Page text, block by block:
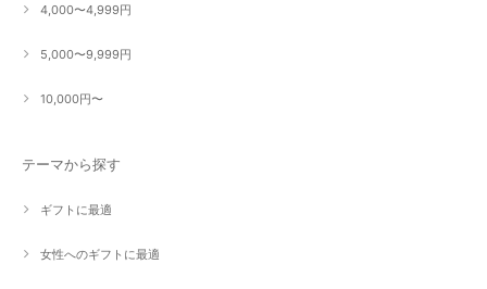
4,000〜4,999円
5,000〜9,999円
10,000円〜
テーマから探す
ギフトに最適
女性へのギフトに最適